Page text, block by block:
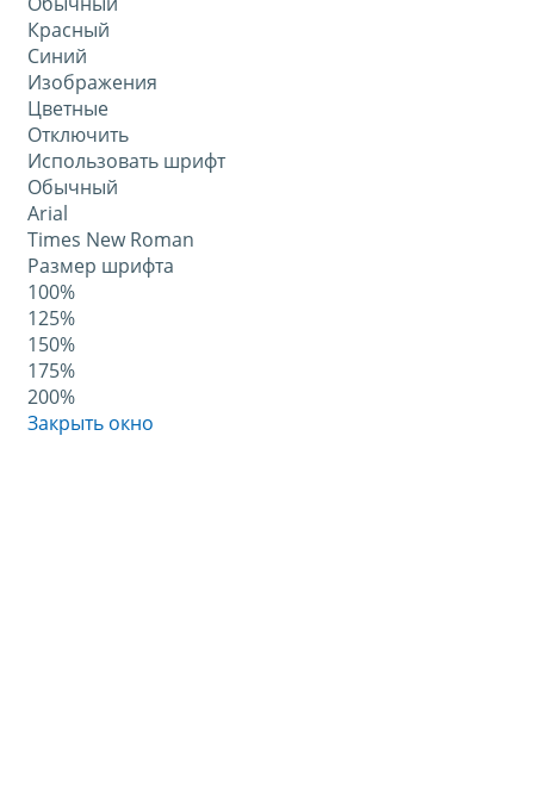
Красный
Синий
Изображения
Цветные
Отключить
Использовать шрифт
Обычный
Arial
Times New Roman
Размер шрифта
100%
125%
150%
175%
200%
Закрыть окно